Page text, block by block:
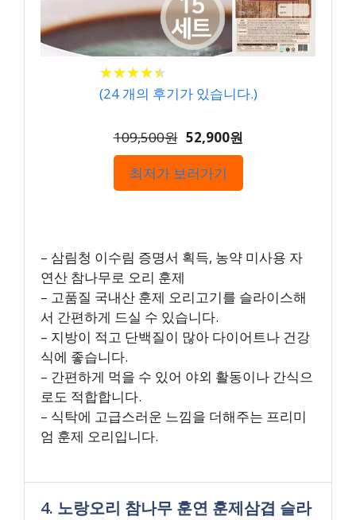
★★★★★
★★★★★
(24개의 후기가 있습니다.)
109,500원 52,900원
최저가 보러가기
– 삼림청 이수림 증명서 획득, 농약 미사용 자
연산 참나무로 오리 훈제
– 고품질 국내산 훈제 오리고기를 슬라이스해
서 간편하게 드실 수 있습니다.
– 지방이 적고 단백질이 많아 다이어트나 건강
식에 좋습니다.
– 간편하게 먹을 수 있어 야외 활동이나 간식으
로도 적합합니다.
– 식탁에 고급스러운 느낌을 더해주는 프리미
엄 훈제 오리입니다.
4. 노랑오리 참나무 훈연 훈제삼겹 슬라